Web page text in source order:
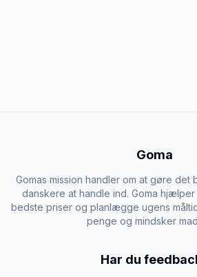
Goma
Gomas mission handler om at gøre
danskere at handle ind. Goma
bedste priser og planlægge ugens
penge og mindsker
Har du